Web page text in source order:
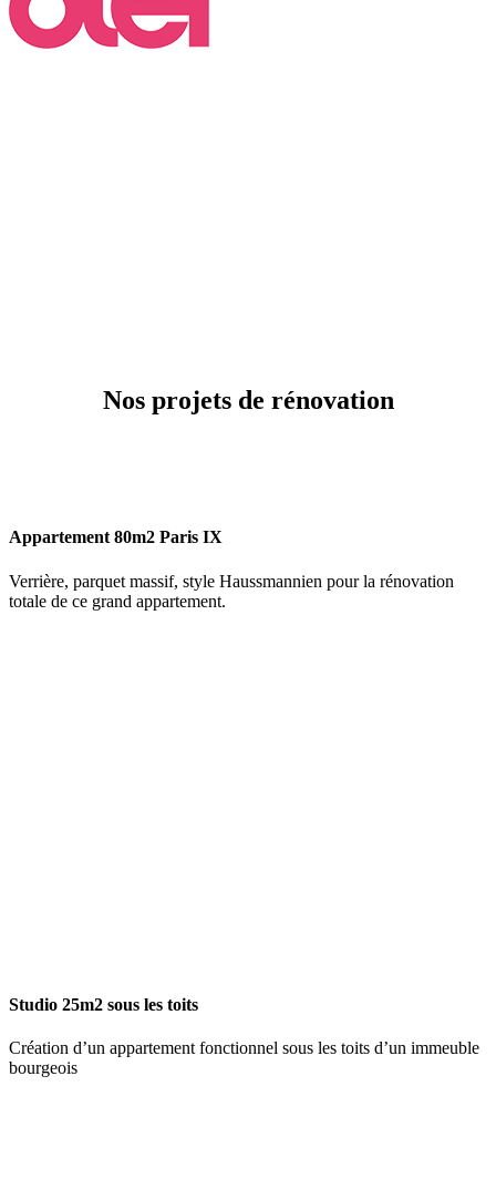
Nos projets de rénovation
Appartement 80m2 Paris IX
Verrière, parquet massif, style Haussmannien pour la rénovation
totale de ce grand appartement.
Studio 25m2 sous les toits
Création d’un appartement fonctionnel sous les toits d’un immeuble
bourgeois